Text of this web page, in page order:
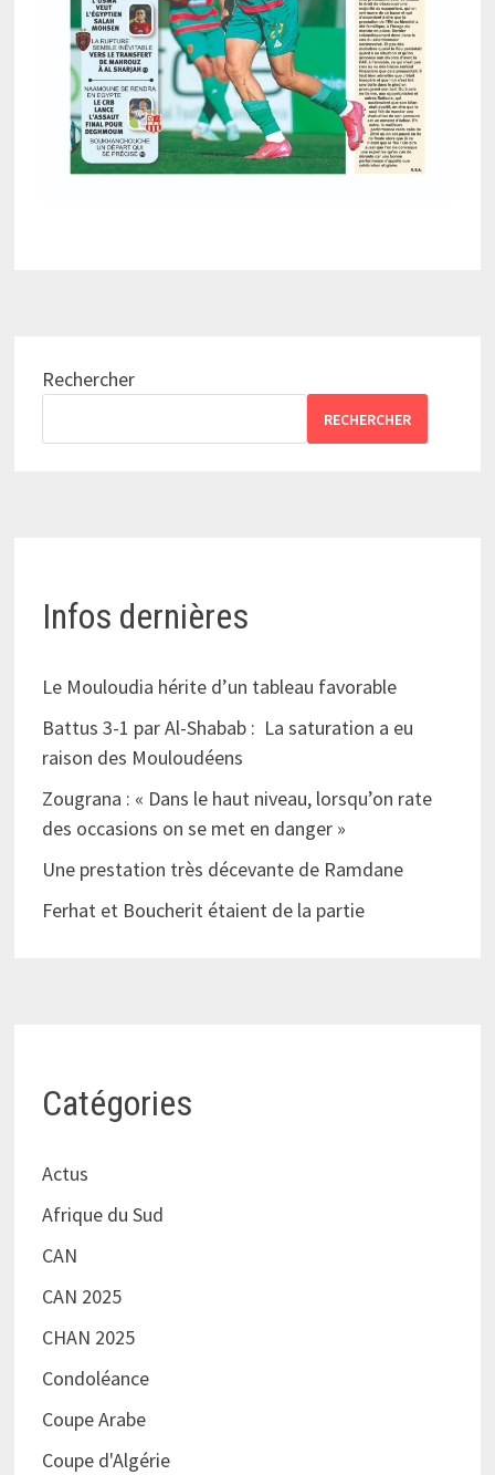
Rechercher
RECHERCHER
Infos dernières
Le Mouloudia hérite d’un tableau favorable
Battus 3-1 par Al-Shabab : La saturation a eu
raison des Mouloudéens
Zougrana : « Dans le haut niveau, lorsqu’on rate
des occasions on se met en danger »
Une prestation très décevante de Ramdane
Ferhat et Boucherit étaient de la partie
Catégories
Actus
Afrique du Sud
CAN
CAN 2025
CHAN 2025
Condoléance
Coupe Arabe
Coupe d'Algérie